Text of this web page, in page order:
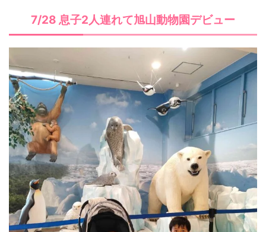
7/28 息子2人連れて旭山動物園デビュー